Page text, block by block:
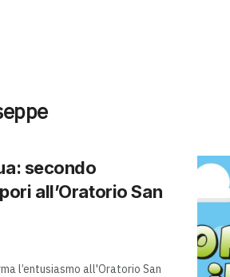
secondo
all’Oratorio San
l’entusiasmo all'Oratorio San